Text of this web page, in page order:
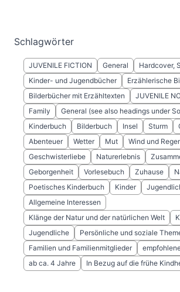
Schlagwörter
JUVENILE FICTION General
Hardcover,
Kinder- und Jugendbücher
Erzählerische
Bilderbücher mit Erzähltexten
JUVENILE
Family
General (see also headings under
Kinderbuch
Bilderbuch Insel Sturm
Abenteuer
Wetter Mut
Wind und
Geschwisterliebe
Naturerlebnis
Geborgenheit
Vorlesebuch Zuhause
Poetisches Kinderbuch
Kinder
Allgemeine Interessen
Klänge der Natur und der natürlichen Welt
Jugendliche
Persönliche und soziale
Familien und Familienmitglieder
ab ca. 4 Jahre
In Bezug auf die frühe